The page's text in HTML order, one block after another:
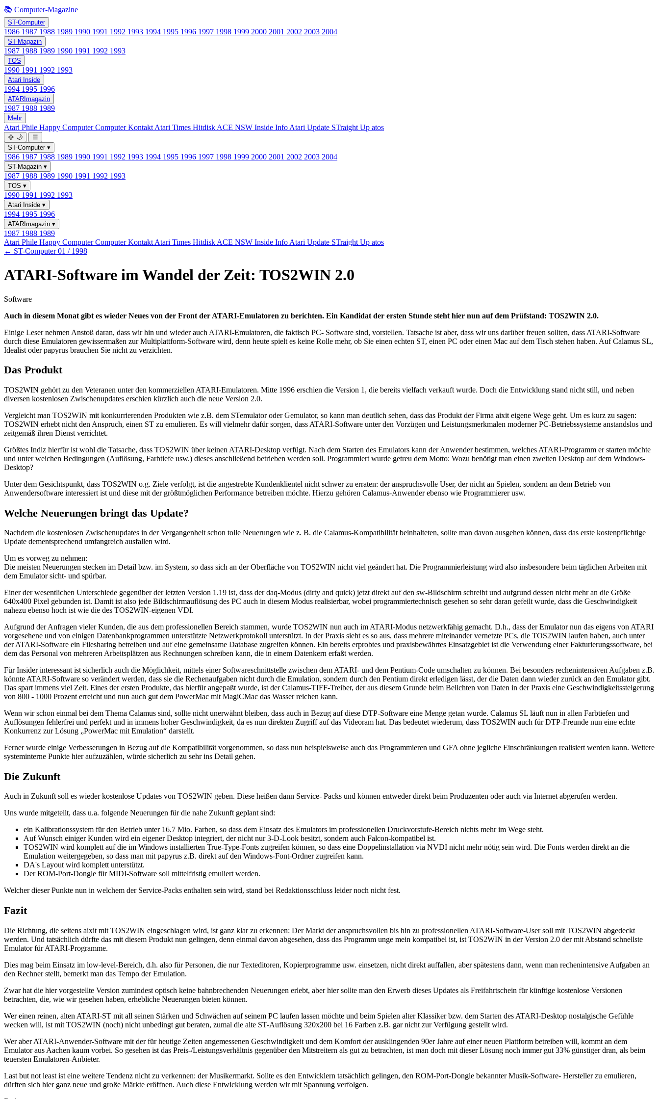
📚 Computer-Magazine
ST-Computer
1986 1987 1988 1989 1990 1991 1992 1993 1994 1995 1996 1997 1998 1999 2000 2001 2002 2003 2004
ST-Magazin
1987 1988 1989 1990 1991 1992 1993
TOS
1990 1991 1992 1993
Atari Inside
1994 1995 1996
ATARImagazin
1987 1988 1989
Mehr
Atari Phile Happy ComputerComputer Kontakt Atari Times Hitdisk ACE NSW Inside Info Atari Update STraight Up atos
🌞 🌙
☰
ST-Computer ▾
1986 1987 1988 1989 1990 1991 1992 1993 1994 1995 1996 1997 1998 1999 2000 2001 2002 2003 2004
ST-Magazin ▾
1987 1988 1989 1990 1991 1992 1993
TOS ▾
1990 1991 1992 1993
Atari Inside ▾
1994 1995 1996
ATARImagazin ▾
1987 1988 1989
Atari Phile Happy ComputerComputer Kontakt Atari Times Hitdisk ACE NSW Inside Info Atari Update STraight Up atos
← ST-Computer 01 / 1998
ATARI-Software im Wandel der Zeit: TOS2WIN 2.0
Software
Auch in diesem Monat gibt es wieder Neues von der Front der ATARI-Emulatoren zu berichten. Ein Kandidat der ersten Stunde steht hier nun auf dem Prüfstand: TOS2WIN 2.0.
Einige Leser nehmen Anstoß daran, dass wir hin und wieder auch ATARI-Emulatoren, die faktisch PC- Software sind, vorstellen. Tatsache ist aber, dass wir uns darüber freuen sollten, dass ATARI-Software
durch diese Emulatoren gewissermaßen zur Multiplattform-Software wird, denn heute spielt es keine Rolle mehr, ob Sie einen echten ST, einen PC oder einen Mac auf dem Tisch stehen haben. Auf Calamus SL,
Idealist oder papyrus brauchen Sie nicht zu verzichten.
Das Produkt
TOS2WIN gehört zu den Veteranen unter den kommerziellen ATARI-Emulatoren. Mitte 1996 erschien die Version 1, die bereits vielfach verkauft wurde. Doch die Entwicklung stand nicht still, und neben
diversen kostenlosen Zwischenupdates erschien kürzlich auch die neue Version 2.0.
Vergleicht man TOS2WIN mit konkurrierenden Produkten wie z.B. dem STemulator oder Gemulator, so kann man deutlich sehen, dass das Produkt der Firma aixit eigene Wege geht. Um es kurz zu sagen:
TOS2WIN erhebt nicht den Anspruch, einen ST zu emulieren. Es will vielmehr dafür sorgen, dass ATARI-Software unter den Vorzügen und Leistungsmerkmalen moderner PC-Betriebssysteme anstandslos und
zeitgemäß ihren Dienst verrichtet.
Größtes Indiz hierfür ist wohl die Tatsache, dass TOS2WIN über keinen ATARI-Desktop verfügt. Nach dem Starten des Emulators kann der Anwender bestimmen, welches ATARI-Programm er starten möchte
und unter weichen Bedingungen (Auflösung, Farbtiefe usw.) dieses anschließend betrieben werden soll. Programmiert wurde getreu dem Motto: Wozu benötigt man einen zweiten Desktop auf dem Windows-
Desktop?
Unter dem Gesichtspunkt, dass TOS2WIN o.g. Ziele verfolgt, ist die angestrebte Kundenklientel nicht schwer zu erraten: der anspruchsvolle User, der nicht an Spielen, sondern an dem Betrieb von
Anwendersoftware interessiert ist und diese mit der größtmöglichen Performance betreiben möchte. Hierzu gehören Calamus-Anwender ebenso wie Programmierer usw.
Welche Neuerungen bringt das Update?
Nachdem die kostenlosen Zwischenupdates in der Vergangenheit schon tolle Neuerungen wie z. B. die Calamus-Kompatibilität beinhalteten, sollte man davon ausgehen können, dass das erste kostenpflichtige
Update dementsprechend umfangreich ausfallen wird.
Um es vorweg zu nehmen:
Die meisten Neuerungen stecken im Detail bzw. im System, so dass sich an der Oberfläche von TOS2WIN nicht viel geändert hat. Die Programmierleistung wird also insbesondere beim täglichen Arbeiten mit
dem Emulator sicht- und spürbar.
Einer der wesentlichen Unterschiede gegenüber der letzten Version 1.19 ist, dass der daq-Modus (dirty and quick) jetzt direkt auf den sw-Bildschirm schreibt und aufgrund dessen nicht mehr an die Größe
640x400 Pixel gebunden ist. Damit ist also jede Bildschirmauflösung des PC auch in diesem Modus realisierbar, wobei programmiertechnisch gesehen so sehr daran gefeilt wurde, dass die Geschwindigkeit
nahezu ebenso hoch ist wie die des TOS2WIN-eigenen VDI.
Aufgrund der Anfragen vieler Kunden, die aus dem professionellen Bereich stammen, wurde TOS2WIN nun auch im ATARI-Modus netzwerkfähig gemacht. D.h., dass der Emulator nun das eigens von ATARI
vorgesehene und von einigen Datenbankprogrammen unterstützte Netzwerkprotokoll unterstützt. In der Praxis sieht es so aus, dass mehrere miteinander vernetzte PCs, die TOS2WIN laufen haben, auch unter
der ATARI-Software ein Filesharing betreiben und auf eine gemeinsame Database zugreifen können. Ein bereits erprobtes und praxisbewährtes Einsatzgebiet ist die Verwendung einer Fakturierungssoftware, bei
dem das Personal von mehreren Arbeitsplätzen aus Rechnungen schreiben kann, die in einem Datenkern erfaßt werden.
Für Insider interessant ist sicherlich auch die Möglichkeit, mittels einer Softwareschnittstelle zwischen dem ATARI- und dem Pentium-Code umschalten zu können. Bei besonders rechenintensiven Aufgaben z.B.
könnte ATARI-Software so verändert werden, dass sie die Rechenaufgaben nicht durch die Emulation, sondern durch den Pentium direkt erledigen lässt, der die Daten dann wieder zurück an den Emulator gibt.
Das spart immens viel Zeit. Eines der ersten Produkte, das hierfür angepaßt wurde, ist der Calamus-TIFF-Treiber, der aus diesem Grunde beim Belichten von Daten in der Praxis eine Geschwindigkeitssteigerung
von 800 - 1000 Prozent erreicht und nun auch gut dem PowerMac mit MagiCMac das Wasser reichen kann.
Wenn wir schon einmal bei dem Thema Calamus sind, sollte nicht unerwähnt bleiben, dass auch in Bezug auf diese DTP-Software eine Menge getan wurde. Calamus SL läuft nun in allen Farbtiefen und
Auflösungen fehlerfrei und perfekt und in immens hoher Geschwindigkeit, da es nun direkten Zugriff auf das Videoram hat. Das bedeutet wiederum, dass TOS2WIN auch für DTP-Freunde nun eine echte
Konkurrenz zur Lösung „PowerMac mit Emulation“ darstellt.
Ferner wurde einige Verbesserungen in Bezug auf die Kompatibilität vorgenommen, so dass nun beispielsweise auch das Programmieren und GFA ohne jegliche Einschränkungen realisiert werden kann. Weitere
systeminterne Punkte hier aufzuzählen, würde sicherlich zu sehr ins Detail gehen.
Die Zukunft
Auch in Zukunft soll es wieder kostenlose Updates von TOS2WIN geben. Diese heißen dann Service- Packs und können entweder direkt beim Produzenten oder auch via Internet abgerufen werden.
Uns wurde mitgeteilt, dass u.a. folgende Neuerungen für die nahe Zukunft geplant sind:
ein Kalibrationssystem für den Betrieb unter 16.7 Mio. Farben, so dass dem Einsatz des Emulators im professionellen Druckvorstufe-Bereich nichts mehr im Wege steht.
Auf Wunsch einiger Kunden wird ein eigener Desktop integriert, der nicht nur 3-D-Look besitzt, sondern auch Falcon-kompatibel ist.
TOS2WIN wird komplett auf die im Windows installierten True-Type-Fonts zugreifen können, so dass eine Doppelinstallation via NVDI nicht mehr nötig sein wird. Die Fonts werden direkt an die
Emulation weitergegeben, so dass man mit papyrus z.B. direkt auf den Windows-Font-Ordner zugreifen kann.
DA's Layout wird komplett unterstützt.
Der ROM-Port-Dongle für MIDI-Software soll mittelfristig emuliert werden.
Welcher dieser Punkte nun in welchem der Service-Packs enthalten sein wird, stand bei Redaktionsschluss leider noch nicht fest.
Fazit
Die Richtung, die seitens aixit mit TOS2WIN eingeschlagen wird, ist ganz klar zu erkennen: Der Markt der anspruchsvollen bis hin zu professionellen ATARI-Software-User soll mit TOS2WIN abgedeckt
werden. Und tatsächlich dürfte das mit diesem Produkt nun gelingen, denn einmal davon abgesehen, dass das Programm unge mein kompatibel ist, ist TOS2WIN in der Version 2.0 der mit Abstand schnellste
Emulator für ATARI-Programme.
Dies mag beim Einsatz im low-level-Bereich, d.h. also für Personen, die nur Texteditoren, Kopierprogramme usw. einsetzen, nicht direkt auffallen, aber spätestens dann, wenn man rechenintensive Aufgaben an
den Rechner stellt, bemerkt man das Tempo der Emulation.
Zwar hat die hier vorgestellte Version zumindest optisch keine bahnbrechenden Neuerungen erlebt, aber hier sollte man den Erwerb dieses Updates als Freifahrtschein für künftige kostenlose Versionen
betrachten, die, wie wir gesehen haben, erhebliche Neuerungen bieten können.
Wer einen reinen, alten ATARI-ST mit all seinen Stärken und Schwächen auf seinem PC laufen lassen möchte und beim Spielen alter Klassiker bzw. dem Starten des ATARI-Desktop nostalgische Gefühle
wecken will, ist mit TOS2WIN (noch) nicht unbedingt gut beraten, zumal die alte ST-Auflösung 320x200 bei 16 Farben z.B. gar nicht zur Verfügung gestellt wird.
Wer aber ATARI-Anwender-Software mit der für heutige Zeiten angemessenen Geschwindigkeit und dem Komfort der ausklingenden 90er Jahre auf einer neuen Plattform betreiben will, kommt an dem
Emulator aus Aachen kaum vorbei. So gesehen ist das Preis-/Leistungsverhältnis gegenüber den Mitstreitern als gut zu betrachten, ist man doch mit dieser Lösung noch immer gut 33% günstiger dran, als beim
teuersten Emulatoren-Anbieter.
Last but not least ist eine weitere Tendenz nicht zu verkennen: der Musikermarkt. Sollte es den Entwicklern tatsächlich gelingen, den ROM-Port-Dongle bekannter Musik-Software- Hersteller zu emulieren,
dürften sich hier ganz neue und große Märkte eröffnen. Auch diese Entwicklung werden wir mit Spannung verfolgen.